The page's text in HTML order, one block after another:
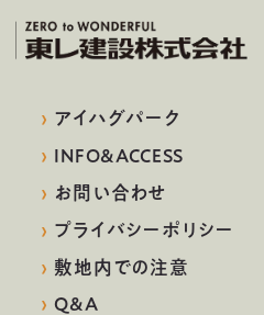
› アイハグパーク
› INFO&ACCESS
› お問い合わせ
› プライバシーポリシー
›敷地内での注意
›Q&A